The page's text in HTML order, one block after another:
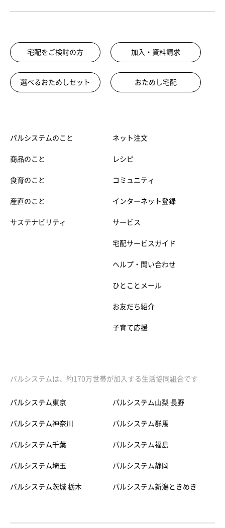
宅配をご検討の方 加入・資料請求
選べるおためしセット おためし宅配
パルシステムのこと
商品のこと
食育のこと
産直のこと
サステナビリティ
ネット注文
レシピ
コミュニティ
インターネット登録
サービス
宅配サービスガイド
ヘルプ・問い合わせ
ひとことメール
お友だち紹介
子育て応援
パルシステムは、約170万世帯が加入する生活協同組合です
パルシステム東京
パルシステム神奈川
パルシステム千葉
パルシステム埼玉
パルシステム茨城 栃木
パルシステム山梨 長野
パルシステム群馬
パルシステム福島
パルシステム静岡
パルシステム新潟ときめき